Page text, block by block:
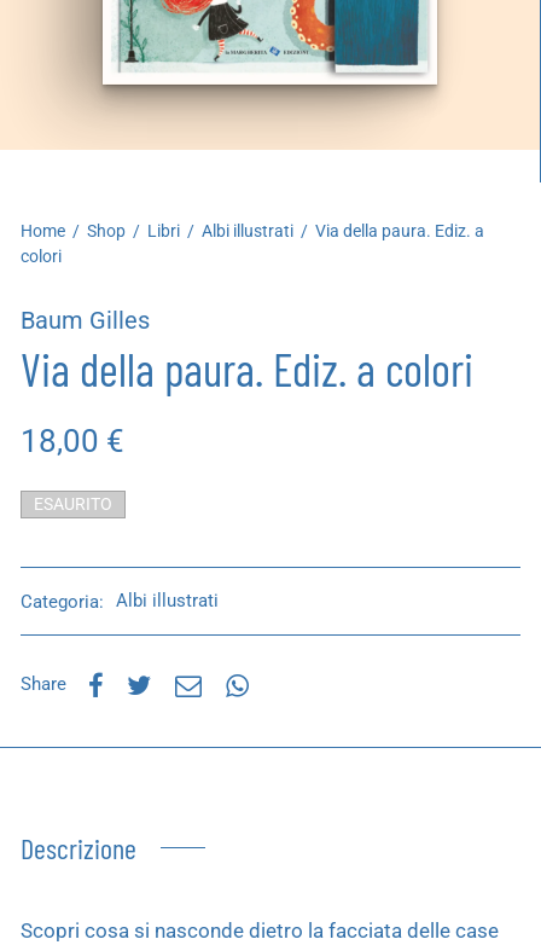
Home / Shop / Libri / Albi illustrati / Via della paura. Ediz. a
colori
Baum Gilles
Via della paura. Ediz. a colori
18,00 €
ESAURITO
Categoria: Albi illustrati
Share
Descrizione
Scopri cosa si nasconde dietro la facciata delle case